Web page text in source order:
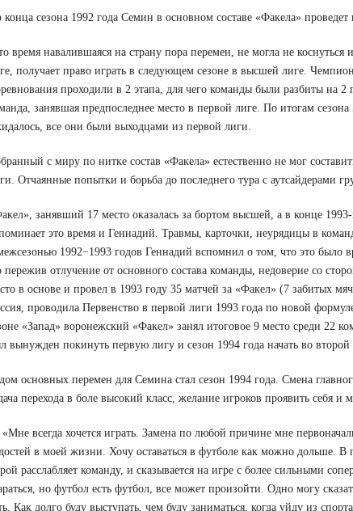
конца сезона 1992 года Семин в основном составе «Факела»
время навалившаяся на страну пора перемен, не могла не
получает право играть в следующем сезоне в высшей лиге.
проходили в 2 этапа, для чего команды были разбиты на
занявшая предпоследнее место в первой лиге. По итогам
все они были выходцами из первой лиги.
с миру по нитке состав «Факела» естественно не мог
Отчаянные попытки и борьба до последнего тура с аутсайдерами
занявший 17 место оказалась за бортом высшей, а в конце
это время и Геннадий. Травмы, карточки, неурядицы в
1992−1993 годов Геннадий вспомнил о том, что это было
пережив отлучение от основного состава команды, недоверие со
в основе и провел в 1993 году 35 матчей за «Факел» (7 забитых
проводила Первенство в первой лиги 1993 года по новой
«Запад» воронежский «Факел» занял итоговое 9 место среди 22
вынужден покинуть первую лигу и сезон 1994 года начать во второй
основных перемен для Семина стал сезон 1994 года. Смена
перехода в боле высокий класс, желание игроков проявить себя и
всегда хочется играть. Замена по любой причине мне
в моей жизни. Хочу оставаться в футболе как можно дольше. В
расслабляет команду, и сказывается на игре с более сильными
но футбол есть футбол, все может произойти. Одно могу
Как долго буду выступать, чем буду заниматься, когда уйду из